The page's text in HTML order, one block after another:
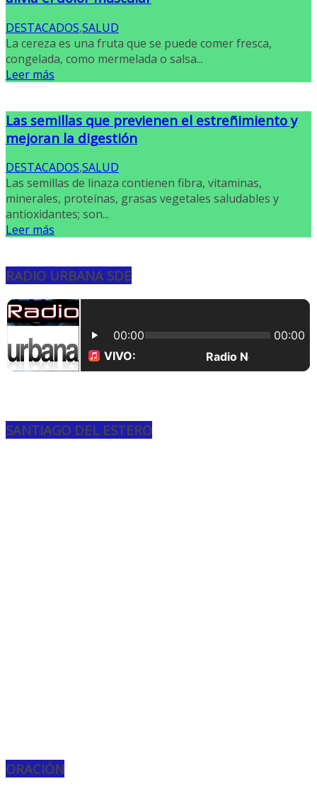
DESTACADOS,SALUD
La cereza es una fruta que se puede comer fresca,
congelada, como mermelada o salsa...
Leer más
Las semillas que previenen el estreñimiento y
mejoran la digestión
DESTACADOS,SALUD
Las semillas de linaza contienen fibra, vitaminas,
minerales, proteínas, grasas vegetales saludables y
antioxidantes; son...
Leer más
RADIO URBANA SDE
SANTIAGO DEL ESTERO
ORACIÓN